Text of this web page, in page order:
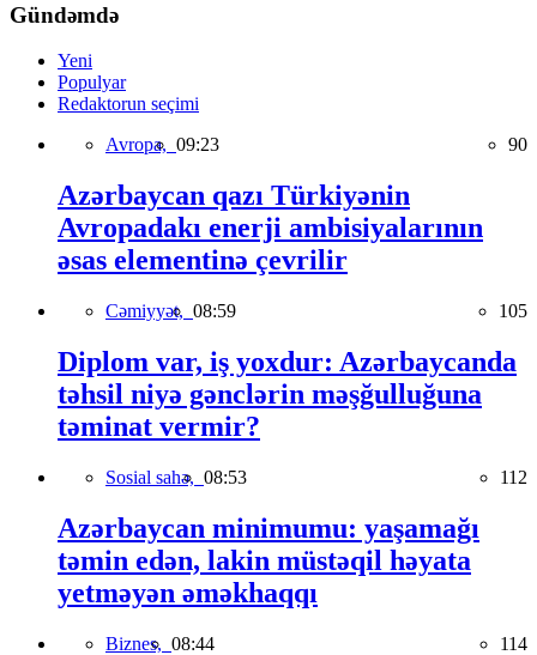
Gündəmdə
Yeni
Populyar
Redaktorun seçimi
Avropa, 09:23 90
Azərbaycan qazı Türkiyənin
Avropadakı enerji ambisiyalarının
əsas elementinə çevrilir
Cəmiyyət, 08:59 105
Diplom var, iş yoxdur: Azərbaycanda
təhsil niyə gənclərin məşğulluğuna
təminat vermir?
Sosial sahə, 08:53 112
Azərbaycan minimumu: yaşamağı
təmin edən, lakin müstəqil həyata
yetməyən əməkhaqqı
Biznes, 08:44 114